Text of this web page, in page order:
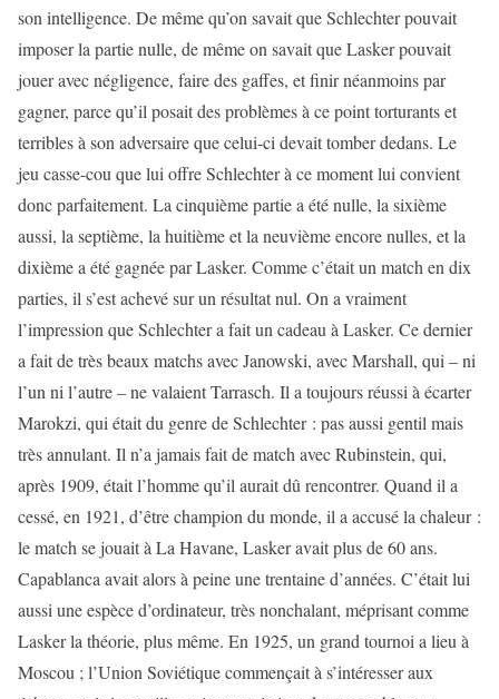
son intelligence. De même qu’on savait que Schlechter pouvait
imposer la partie nulle, de même on savait que Lasker pouvait
jouer avec négligence, faire des gaffes, et finir néanmoins par
gagner, parce qu’il posait des problèmes à ce point torturants et
terribles à son adversaire que celui-ci devait tomber dedans. Le
jeu casse-cou que lui offre Schlechter à ce moment lui convient
donc parfaitement. La cinquième partie a été nulle, la sixième
aussi, la septième, la huitième et la neuvième encore nulles, et la
dixième a été gagnée par Lasker. Comme c’était un match en dix
parties, il s’est achevé sur un résultat nul. On a vraiment
l’impression que Schlechter a fait un cadeau à Lasker. Ce dernier
a fait de très beaux matchs avec Janowski, avec Marshall, qui – ni
l’un ni l’autre – ne valaient Tarrasch. Il a toujours réussi à écarter
Marokzi, qui était du genre de Schlechter : pas aussi gentil mais
très annulant. Il n’a jamais fait de match avec Rubinstein, qui,
après 1909, était l’homme qu’il aurait dû rencontrer. Quand il a
cessé, en 1921, d’être champion du monde, il a accusé la chaleur :
le match se jouait à La Havane, Lasker avait plus de 60 ans.
Capablanca avait alors à peine une trentaine d’années. C’était lui
aussi une espèce d’ordinateur, très nonchalant, méprisant comme
Lasker la théorie, plus même. En 1925, un grand tournoi a lieu à
Moscou ; l’Union Soviétique commençait à s’intéresser aux